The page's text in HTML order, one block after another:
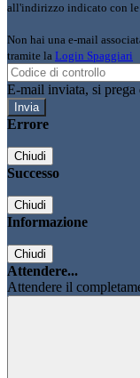
all'indirizzo indicato con le
Non hai una e-mail
tramite la Login Spaggiari
E-mail inviata, si prega
Errore
Chiudi
Successo
Chiudi
Informazione
Chiudi
Attendere...
Attendere il